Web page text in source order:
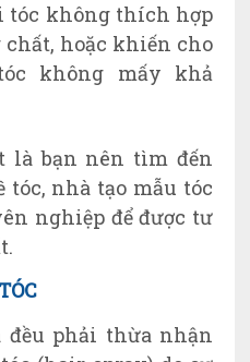
tóc không thích hợp
hoặc khiến cho
không mấy khả
là bạn nên tìm đến
nhà tạo mẫu tóc
nghiệp để được tư
đều phải thừa nhận